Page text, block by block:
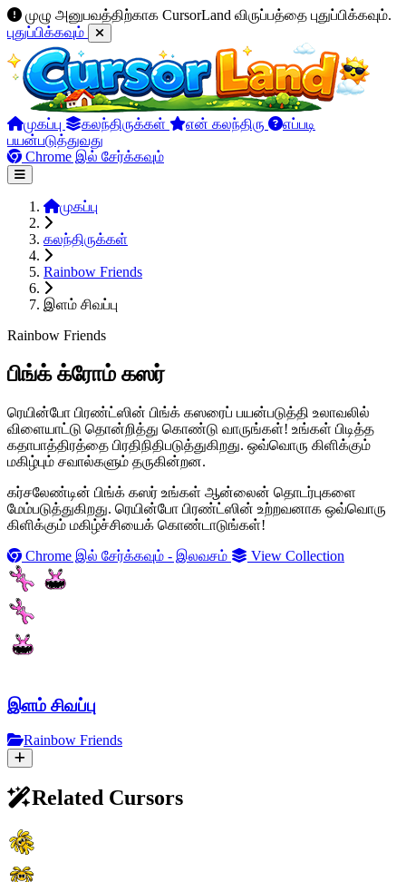
முழு அனுபவத்திற்காக CursorLand விருப்பத்தை புதுப்பிக்கவும்.
புதுப்பிக்கவும்
முகப்பு கலந்திருக்கள் என் கலந்திரு
எப்படி
பயன்படுத்துவது
Chrome இல் சேர்க்கவும்
முகப்பு
கலந்திருக்கள்
Rainbow Friends
இளம் சிவப்பு
Rainbow Friends
பிங்க் க்ரோம் கஸர்
ரெயின்போ பிரண்ட்ஸின் பிங்க் கஸரைப் பயன்படுத்தி உலாவலில்
விளையாட்டு தொன்றித்து கொண்டு வாருங்கள்! உங்கள் பிடித்த
கதாபாத்திரத்தை பிரதிநிதிபடுத்துகிறது. ஒவ்வொரு கிளிக்கும்
மகிழ்பும் சவால்களும் தருகின்றன.
கர்சலேண்டின் பிங்க் கஸர் உங்கள் ஆன்லைன் தொடர்புகளை
மேம்படுத்துகிறது. ரெயின்போ பிரண்ட்ஸின் உற்றவனாக ஒவ்வொரு
கிளிக்கும் மகிழ்ச்சியைக் கொண்டாடுங்கள்!
Chrome இல் சேர்க்கவும் - இலவசம்
View Collection
இளம் சிவப்பு
Rainbow Friends
Related Cursors